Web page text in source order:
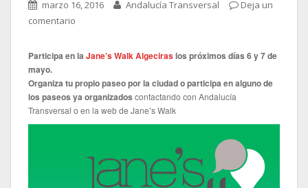
marzo 16, 2016 Andalucía Transversal
Deja un
comentario
Participa en la Jane’s Walk Algeciraslos próximos días 6 y 7 de
mayo.
Organiza tu propio paseo por la ciudad o participa en alguno de
los paseos ya organizados contactando con Andalucía
Transversal o en la web de Jane’s Walk